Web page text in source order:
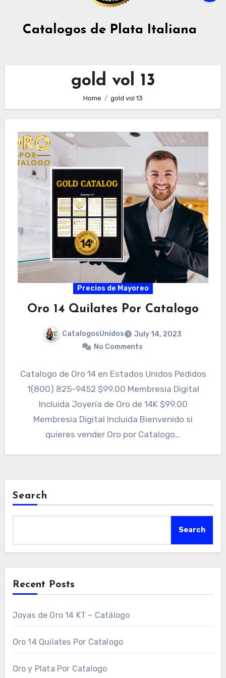
Catalogos de Plata Italiana
gold vol 13
Home gold vol 13
Precios de Mayoreo
Oro 14 Quilates Por Catalogo
CatalogosUnidos
July 14, 2023
No Comments
Catalogo de Oro 14 en Estados Unidos Pedidos
1(800) 825-9452 $99.00 Membresia Digital
Incluida Joyería de Oro de 14K $99.00
Membresia Digital Incluida Bienvenido si
quieres vender Oro por Catalogo…
Search
Search
Recent Posts
Joyas de Oro 14 KT – Catálogo
Oro 14 Quilates Por Catalogo
Oro y Plata Por Catalogo